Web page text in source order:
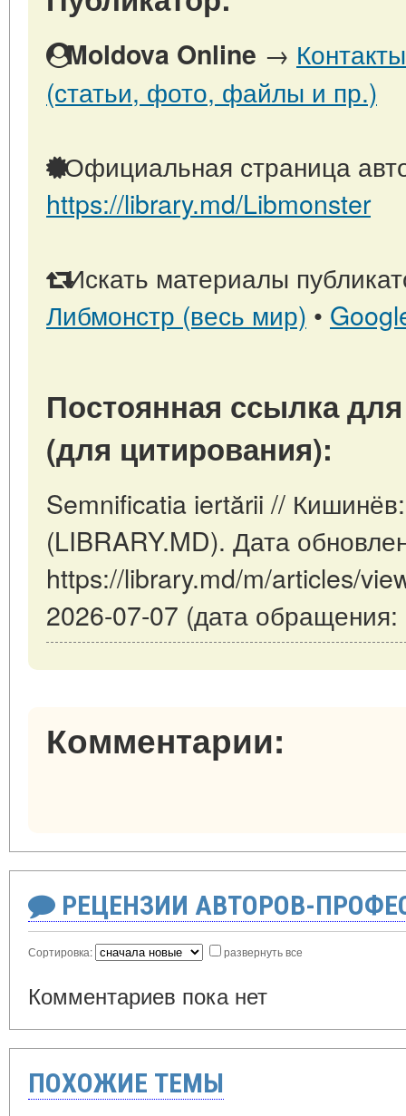
Moldova Online →
(статьи, фото, файлы и пр.)
Официальная страница
https://library.md/Libmonster
Искать материалы
Либмонстр (весь мир) •
Постоянная ссылка
(для цитирования):
Semnificatia iertării //
(LIBRARY.MD). Дата
https://library.md/m/articles/
2026-07-07 (дата
Комментарии:
РЕЦЕНЗИИ АВТОРОВ-
Сортировка: развернуть все
Комментариев пока нет
ПОХОЖИЕ ТЕМЫ